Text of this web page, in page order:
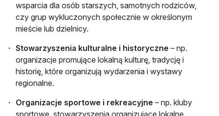
wsparcia dla osób starszych, samotnych rodziców,
czy grup wykluczonych społecznie w określonym
mieście lub dzielnicy.
Stowarzyszenia kulturalne i historyczne – np.
organizacje promujące lokalną kulturę, tradycję i
historię, które organizują wydarzenia i wystawy
regionalne.
Organizacje sportowe i rekreacyjne – np. kluby